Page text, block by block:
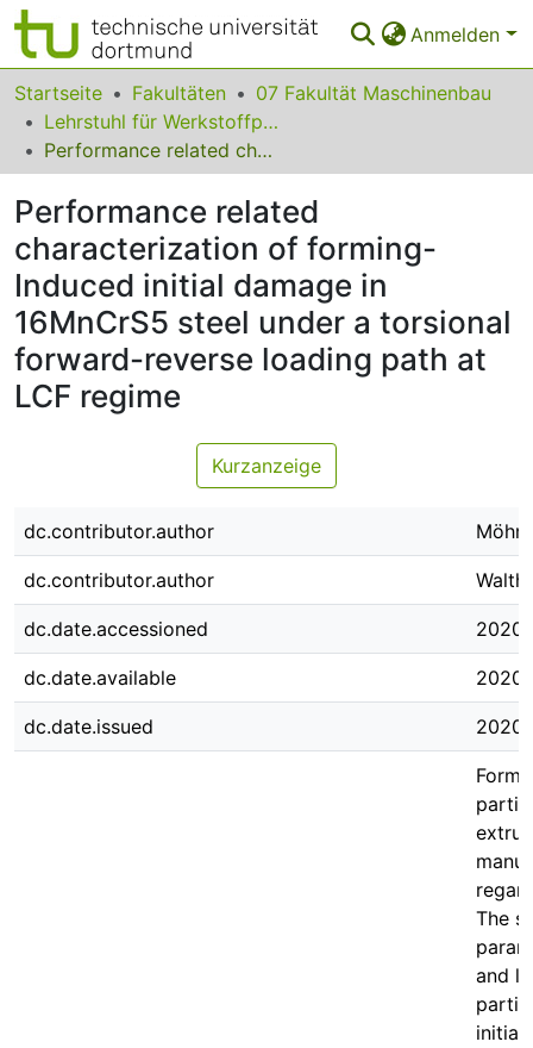
Anmelden
Bereiche & Sammlungen
Das gesamte Repositorium
FAQ
Leitlinien
Zurück zur Startseite
Startseite Fakultäten
07 Fakultät Maschinenbau
Lehrstuhl für Werkstoffprüftechnik
Performance related characterization of forming-Induced initial damage in 16MnCrS5 steel under a torsional forward-reverse loading path at LCF regime
Performance related
characterization of forming-
Induced initial damage in
16MnCrS5 steel under a torsional
forward-reverse loading path at
LCF regime
Kurzanzeige
dc.contributor.author
dc.contributor.author
dc.date.accessioned 2020-
dc.date.available 2020-
dc.date.issued
The
and
initial